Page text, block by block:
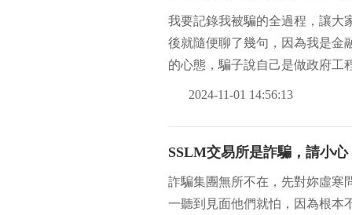
我要記錄我被騙的全過程，讓大
後就隨便聊了幾句，因為我是金
的心態，騙子說自己是做政府工
2024-11-01 14:56:13
SSLM交易所是詐騙，請小心
詐騙集團無所不在，先對妳虛寒
一聽到見面他們就怕，因為根本